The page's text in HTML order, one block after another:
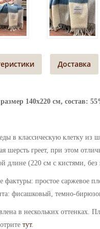
Доставка
140х220 см, состав:
в классическую клетку
шерсть греет, при этом
длине (220 см с кистями,
фактуры: простое саржевое
фисашковый, темно-
в нескольких оттенках.
тут.